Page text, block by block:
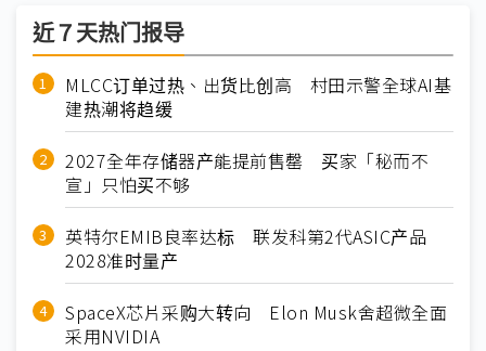
近７天热门报导
MLCC订单过热、出货比创高 村田示警全球AI基
建热潮将趋缓
2027全年存储器产能提前售罄 买家「秘而不
宣」只怕买不够
英特尔EMIB良率达标 联发科第2代ASIC产品
2028准时量产
SpaceX芯片采购大转向 Elon Musk舍超微全面
采用NVIDIA